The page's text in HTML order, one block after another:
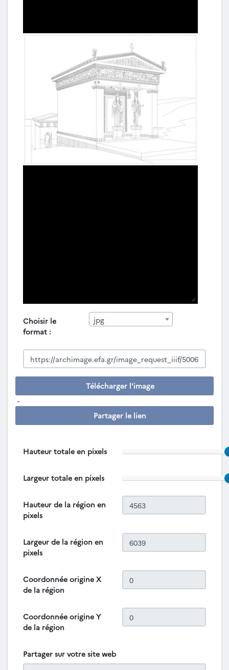
Choisir le
format :
jpg
Télécharger l'image
-
Partager le lien
Hauteur totale en pixels
Largeur totale en pixels
Hauteur de la région en
pixels
Largeur de la région en
pixels
Coordonnée origine X
de la région
Coordonnée origine Y
de la région
Partager sur votre site web